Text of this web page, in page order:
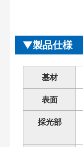
製品仕様
基材
表面
採光部